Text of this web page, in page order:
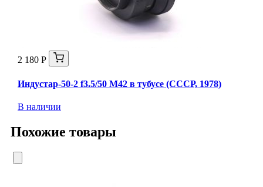
2 180 Р
Индустар-50-2 f3.5/50 М42 в тубусе (СССР, 1978)
В наличии
Похожие товары